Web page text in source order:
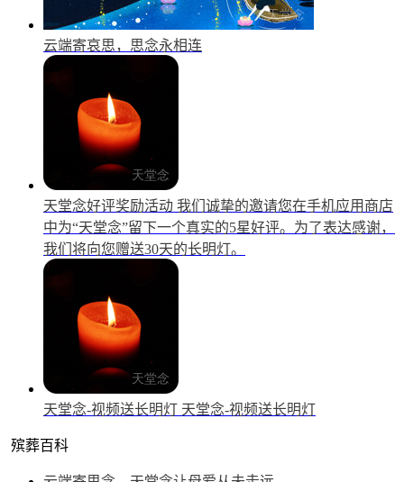
云端寄哀思，思念永相连
天堂念好评奖励活动 我们诚挚的邀请您在手机应用商店
中为“天堂念”留下一个真实的5星好评。为了表达感谢，
我们将向您赠送30天的长明灯。
天堂念-视频送长明灯 天堂念-视频送长明灯
殡葬百科